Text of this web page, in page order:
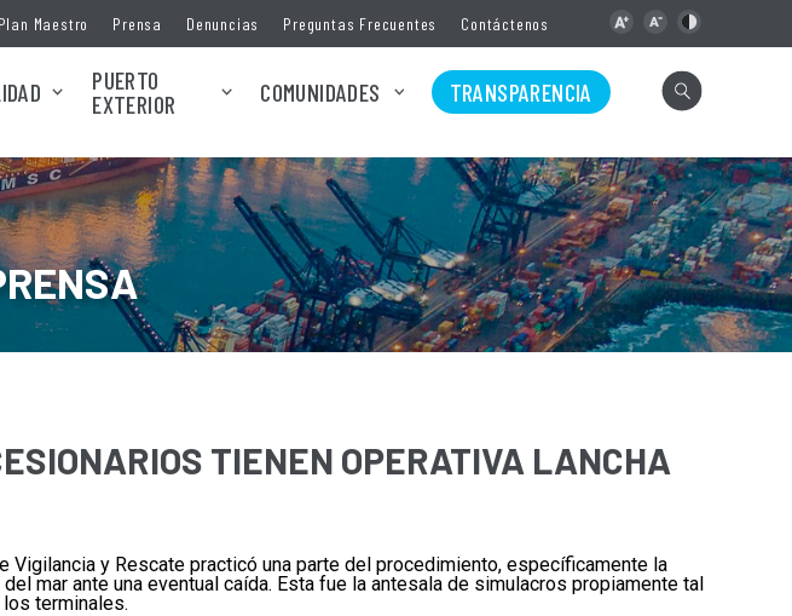
Plan Maestro Prensa Denuncias Preguntas Frecuentes Contáctenos
PUERTO
EXTERIOR
COMUNIDADES TRANSPARENCIA
TIENEN OPERATIVA LANCHA
Vigilancia y Rescate practicó una parte del procedimiento, específicamente la
mar ante una eventual caída. Esta fue la antesala de simulacros propiamente tal
terminales.